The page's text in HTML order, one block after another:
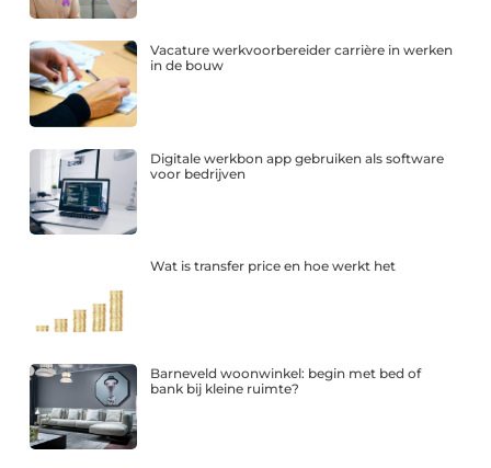
Vacature werkvoorbereider carrière in werken
in de bouw
Digitale werkbon app gebruiken als software
voor bedrijven
Wat is transfer price en hoe werkt het
Barneveld woonwinkel: begin met bed of
bank bij kleine ruimte?